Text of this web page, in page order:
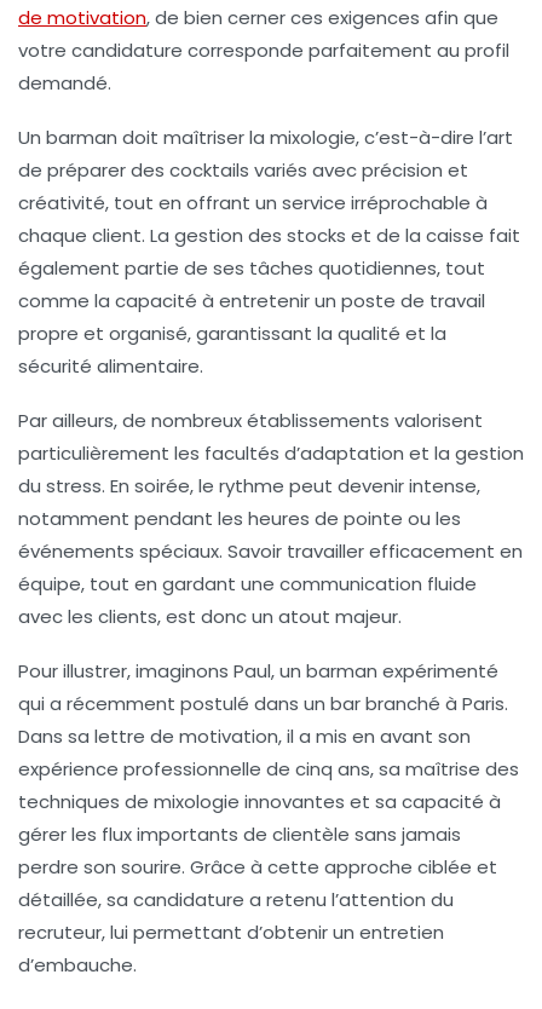
de motivation, de bien cerner ces exigences afin que
votre candidature corresponde parfaitement au profil
demandé.
Un barman doit maîtriser la mixologie, c’est-à-dire l’art
de préparer des cocktails variés avec précision et
créativité, tout en offrant un service irréprochable à
chaque client. La gestion des stocks et de la caisse fait
également partie de ses tâches quotidiennes, tout
comme la capacité à entretenir un poste de travail
propre et organisé, garantissant la qualité et la
sécurité alimentaire.
Par ailleurs, de nombreux établissements valorisent
particulièrement les facultés d’adaptation et la gestion
du stress. En soirée, le rythme peut devenir intense,
notamment pendant les heures de pointe ou les
événements spéciaux. Savoir travailler efficacement en
équipe, tout en gardant une communication fluide
avec les clients, est donc un atout majeur.
Pour illustrer, imaginons Paul, un barman expérimenté
qui a récemment postulé dans un bar branché à Paris.
Dans sa lettre de motivation, il a mis en avant son
expérience professionnelle de cinq ans, sa maîtrise des
techniques de mixologie innovantes et sa capacité à
gérer les flux importants de clientèle sans jamais
perdre son sourire. Grâce à cette approche ciblée et
détaillée, sa candidature a retenu l’attention du
recruteur, lui permettant d’obtenir un entretien
d’embauche.